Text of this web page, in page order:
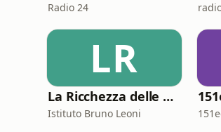
Radio 24
LR
La Ricchezza delle Nazioni
Istituto Bruno Leoni